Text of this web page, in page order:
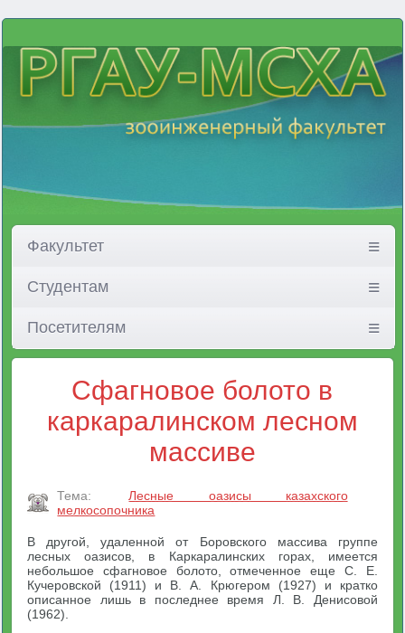
Факультет
Студентам
Посетителям
Сфагновое болото в
каркаралинском лесном
массиве
Тема:
Лесные оазисы казахского
мелкосопочника
В другой, удаленной от Боровского массива группе
лесных оазисов, в Каркаралинских горах, имеется
небольшое сфагновое болото, отмеченное еще С. Е.
Кучеровской (1911) и В. А. Крюгером (1927) и кратко
описанное лишь в последнее время Л. В. Денисовой
(1962).